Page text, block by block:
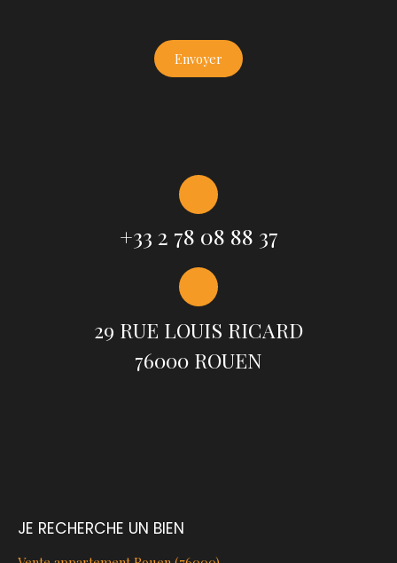
Envoyer
+33 2 78 08 88 37
29 RUE LOUIS RICARD
76000 ROUEN
JE RECHERCHE UN BIEN